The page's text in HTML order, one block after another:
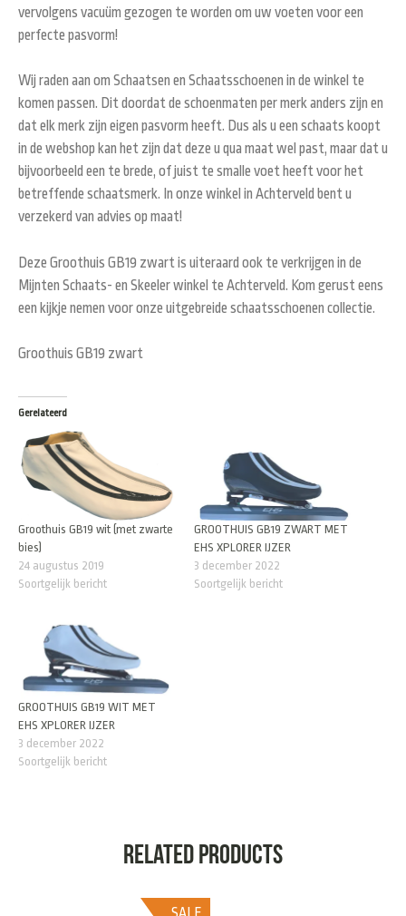
vervolgens vacuüm gezogen te worden om uw voeten voor een
perfecte pasvorm!
Wij raden aan om Schaatsen en Schaatsschoenen in de winkel te
komen passen. Dit doordat de schoenmaten per merk anders zijn en
dat elk merk zijn eigen pasvorm heeft. Dus als u een schaats koopt
in de webshop kan het zijn dat deze u qua maat wel past, maar dat u
bijvoorbeeld een te brede, of juist te smalle voet heeft voor het
betreffende schaatsmerk. In onze winkel in Achterveld bent u
verzekerd van advies op maat!
Deze Groothuis GB19 zwart is uiteraard ook te verkrijgen in de
Mijnten Schaats- en Skeeler winkel te Achterveld. Kom gerust eens
een kijkje nemen voor onze uitgebreide schaatsschoenen collectie.
Groothuis GB19 zwart
Gerelateerd
Groothuis GB19 wit (met zwarte
bies)
24 augustus 2019
Soortgelijk bericht
GROOTHUIS GB19 ZWART MET
EHS XPLORER IJZER
3 december 2022
Soortgelijk bericht
GROOTHUIS GB19 WIT MET
EHS XPLORER IJZER
3 december 2022
Soortgelijk bericht
Related products